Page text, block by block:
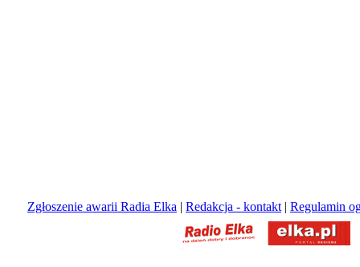
Zgłoszenie awarii Radia Elka | Redakcja - kontakt | Regulamin